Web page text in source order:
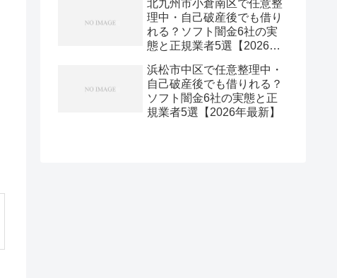
北九州市小倉南区で任意整
理中・自己破産後でも借り
れる？ソフト闇金6社の実
態と正規業者5選【2026年
浜松市中区で任意整理中・
自己破産後でも借りれる？
ソフト闇金6社の実態と正
規業者5選【2026年最新】